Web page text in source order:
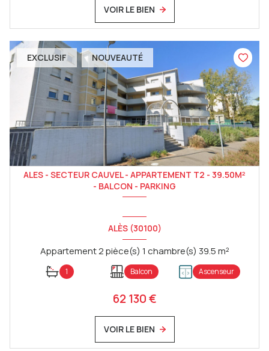
VOIR LE BIEN
EXCLUSIF NOUVEAUTÉ
ALES - SECTEUR CAUVEL - APPARTEMENT T2 - 39.50M²
- BALCON - PARKING
ALÈS (30100)
Appartement 2 pièce(s) 1 chambre(s) 39.5 m²
1 Balcon Ascenseur
62 130 €
VOIR LE BIEN